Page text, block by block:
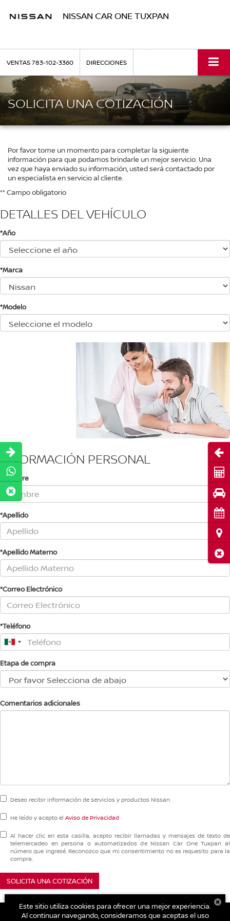
NISSAN CAR ONE TUXPAN
VENTAS783-102-3360 DIRECCIONES
SOLICITA UNA COTIZACIÓN
Por favor tome un momento para completar la siguiente
información para que podamos brindarle un mejor servicio. Una
vez que haya enviado su información, usted será contactado por
un especialista en servicio al cliente.
** Campo obligatorio
DETALLES DEL VEHÍCULO
*Año
*Marca
*Modelo
INFORMACIÓN PERSONAL
*Nombre
*Apellido
*Apellido Materno
*Correo Electrónico
*Teléfono
Etapa de compra
Comentarios adicionales
Deseo recibir información de servicios y productos Nissan
He leído y acepto el Aviso de Privacidad
Al hacer clic en esta casilla, acepto recibir llamadas y mensajes de texto de
telemercadeo en persona o automatizados de Nissan Car One Tuxpan al
número que ingresé. Reconozco que mi consentimiento no es requesito para la
compra.
SOLICITA UNA COTIZACIÓN
Este sitio utiliza cookies para ofrecer una mejor experiencia.
Al continuar navegando, consideramos que aceptas el uso